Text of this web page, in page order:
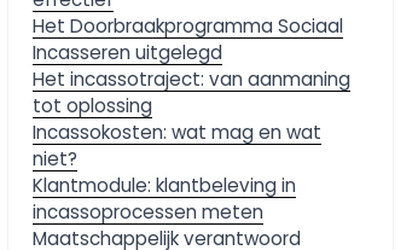
Het Doorbraakprogramma Sociaal
Incasseren uitgelegd
Het incassotraject: van aanmaning
tot oplossing
Incassokosten: wat mag en wat
niet?
Klantmodule: klantbeleving in
incassoprocessen meten
Maatschappelijk verantwoord